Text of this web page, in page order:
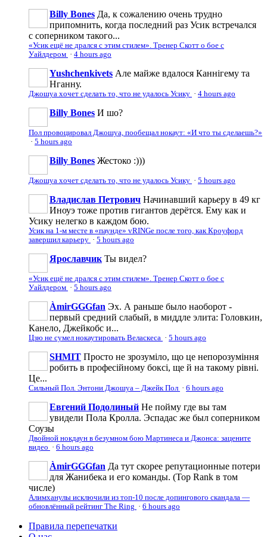
Billy Bones Да, к сожалению очень трудно
припомнить, когда последний раз Усик встречался
с соперником такого...
«Усик ещё не дрался с этим стилем». Тренер Скотт о бое с
Уайлдером · 4 hours ago
Yushchenkivets Але майже вдалося Каннігему та
Нганну.
Джошуа хочет сделать то, что не удалось Усику · 4 hours ago
Billy Bones И шо?
Пол провоцировал Джошуа, пообещал нокаут: «И что ты сделаешь?»
· 5 hours ago
Billy Bones Жестоко :)))
Джошуа хочет сделать то, что не удалось Усику · 5 hours ago
Владислав Петрович Начинавший карьеру в 49 кг
Иноуэ тоже против гигантов дерётся. Ему как и
Усику нелегко в каждом бою.
Усик на 1-м месте в «паунде» vRINGe после того, как Кроуфорд
завершил карьеру · 5 hours ago
Ярославчик Ты видел?
«Усик ещё не дрался с этим стилем». Тренер Скотт о бое с
Уайлдером · 5 hours ago
ÀmirGGGfan Эх. А раньше было наоборот -
первый средний слабый, в миддле элита: Головкин,
Канело, Джейкобс и...
Цзю не сумел нокаутировать Веласкеса · 5 hours ago
SHMIT Просто не зрозуміло, що це непорозуміння
робить в професійному боксі, ще й на такому рівні.
Це...
Сильный Пол. Энтони Джошуа – Джейк Пол · 6 hours ago
Евгений Подолиный Не пойму где вы там
увидели Пола Кролла. Эспадас же был соперником
Соузы
Двойной нокдаун в безумном бою Мартинеса и Джонса: зацените
видео · 6 hours ago
ÀmirGGGfan Да тут скорее репутационные потери
для Жанибека и его команды. (Top Rank в том
числе)
Алимханулы исключили из топ-10 после допингового скандала —
обновлённый рейтинг The Ring · 6 hours ago
Правила перепечатки